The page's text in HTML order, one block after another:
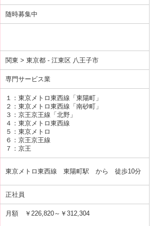
随時募集中
関東 > 東京都 - 江東区 八王子市
専門サービス業
１：東京メトロ東西線 「東陽町」
２：東京メトロ東西線 「南砂町」
３：京王京王線 「北野」
４：東京メトロ東西線
５：東京メトロ
６：京王京王線
７：京王
東京メトロ東西線 東陽町駅 から 徒歩10分
正社員
月額 ￥226,820～￥312,304